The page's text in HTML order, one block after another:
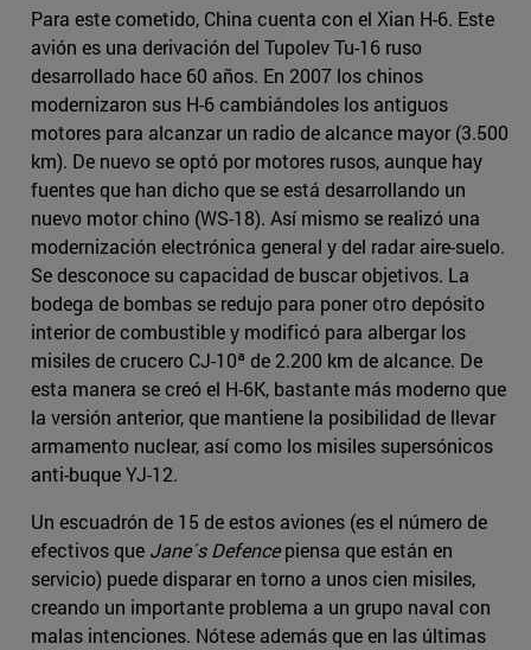
Para este cometido, China cuenta con el Xian H-6. Este
avión es una derivación del Tupolev Tu-16 ruso
desarrollado hace 60 años. En 2007 los chinos
modernizaron sus H-6 cambiándoles los antiguos
motores para alcanzar un radio de alcance mayor (3.500
km). De nuevo se optó por motores rusos, aunque hay
fuentes que han dicho que se está desarrollando un
nuevo motor chino (WS-18). Así mismo se realizó una
modernización electrónica general y del radar aire-suelo.
Se desconoce su capacidad de buscar objetivos. La
bodega de bombas se redujo para poner otro depósito
interior de combustible y modificó para albergar los
misiles de crucero CJ-10ª de 2.200 km de alcance. De
esta manera se creó el H-6K, bastante más moderno que
la versión anterior, que mantiene la posibilidad de llevar
armamento nuclear, así como los misiles supersónicos
anti-buque YJ-12.
Un escuadrón de 15 de estos aviones (es el número de
efectivos que Jane´s Defencepiensa que están en
servicio) puede disparar en torno a unos cien misiles,
creando un importante problema a un grupo naval con
malas intenciones. Nótese además que en las últimas